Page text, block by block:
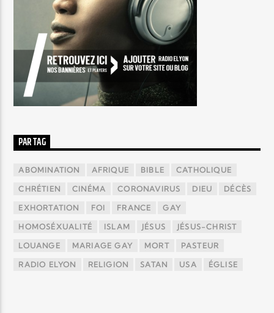
PAR TAG
ABOMINATION AFRIQUE BIBLE CATHOLIQUE
CHRÉTIEN CINÉMA CORONAVIRUS DIEU DÉCÈS
EXHORTATION FOI FRANCE GAY
HOMOSÉXUALITÉ ISLAM JÉSUS JÉSUS-CHRIST
LOUANGE MARIAGE GAY MORT PASTEUR
RADIO ELYON RELIGION SATAN USA ÉGLISE